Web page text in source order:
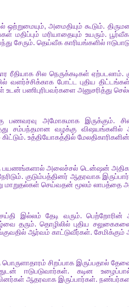
ஒற்றுமையும்,அமைதியும் கூடும்.
மதிப்பும் மரியாதையும் உயரும்.பூர்வீக
சேரும். தெய்வீக காரியங்களில்
ரீதியாக சில நெருக்கடிகள் ஏற்படலாம்.
வளர்ச்சிக்காக போட்ட புதிய
உடன் பணிபுரிபவர்களை அனுசரித்து
பணவரவு அமோகமாக இருக்கும்.
சம்பந்தமான வழக்கு விஷயங்களில்
கிட்டும். உத்தியோகத்தில் மேலதிகாரிகளின்
பயணங்களால் அலைச்சல் டென்ஷன்
. குடும்பத்தினர் ஆதரவாக
மாறுதல்கள் செய்வதன் மூலம் லாபத்தை
இல்லம் தேடி வரும். பெற்றோரின்
தரும்.தொழிலில் புதிய
ஆர்வம் காட்டுவீர்கள். சேமிக்கும்
பொருளாதாரம் சிறப்பாக இருப்பதால்
ஈடுபடுவார்கள். கடின
ஆதரவாக இருப்பார்கள்.